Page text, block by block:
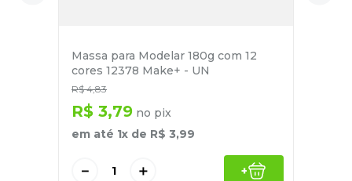
Massa para Modelar 180g com 12
cores 12378 Make+ - UN
R$ 4,83
R$ 3,79 no pix
em até 1x de R$ 3,99
＋
－ +